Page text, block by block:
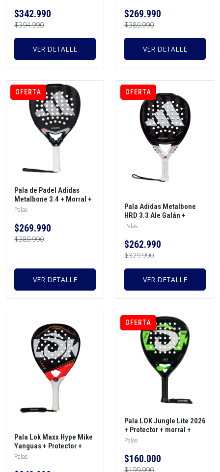
$342.990
$394.990
VER DETALLE
$269.990
$389.990
VER DETALLE
OFERTA
Pala de Padel Adidas
Metalbone 3.4 + Morral +
Protector + Grip
Palas
$269.990
$389.990
VER DETALLE
OFERTA
Pala Adidas Metalbone
HRD 3.3 Ale Galán +
Protector + Overgrip +
Palas
$262.990
$329.990
VER DETALLE
Pala Lok Maxx Hype Mike
Yanguas + Protector +
funda + overgrip
Palas
OFERTA
Pala LOK Jungle Lite 2026
+ Protector + morral +
overgrip
Palas
$160.000
$199.990